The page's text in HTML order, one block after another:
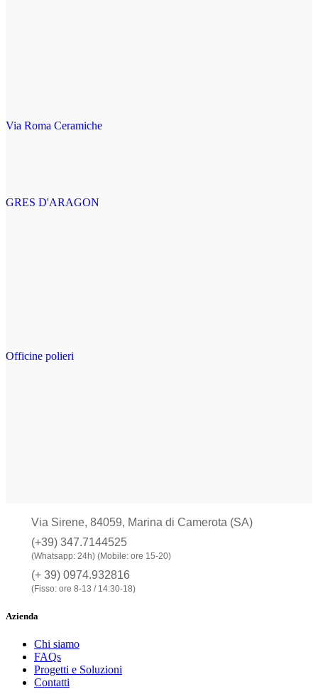
Via Roma Ceramiche
GRES D'ARAGON
Officine polieri
Via Sirene, 84059, Marina di Camerota (SA)
(+39) 347.7144525
(Whatsapp: 24h) (Mobile: ore 15-20)
(+ 39) 0974.932816
(Fisso: ore 8-13 / 14:30-18)
Azienda
Chi siamo
FAQs
Progetti e Soluzioni
Contatti